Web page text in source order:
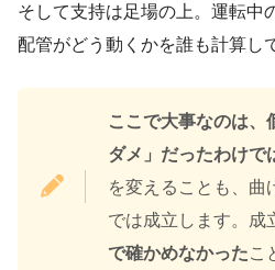
そして支持は足場の上。運転中
配管がどう動くかを誰も計算し
ここで大事なのは、
ダメ」だったわけで
を変えることも、曲
では成立します。成
で確かめなかったこ